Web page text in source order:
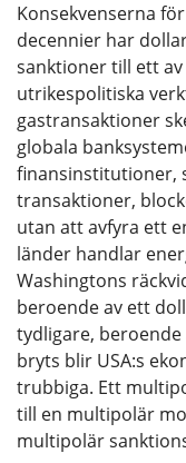
Konsekvenserna
decennier har
sanktioner till ett
utrikespolitiska
gastransaktioner
globala
finansinstitutioner,
transaktioner,
utan att avfyra ett
länder handlar
Washingtons
beroende av ett
tydligare,
bryts blir USA:s
trubbiga. Ett
till en multipolär
multipolär